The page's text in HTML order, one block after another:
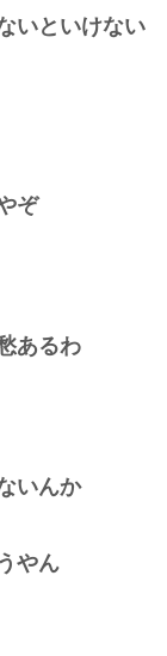
いといけない
ぞ
あるわ
いんか
やん